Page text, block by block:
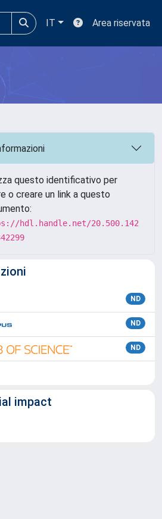
IT Area riservata
questo identificativo per
o creare un link a questo
hdl.handle.net/20.500.142
ND
ND
ND
impact